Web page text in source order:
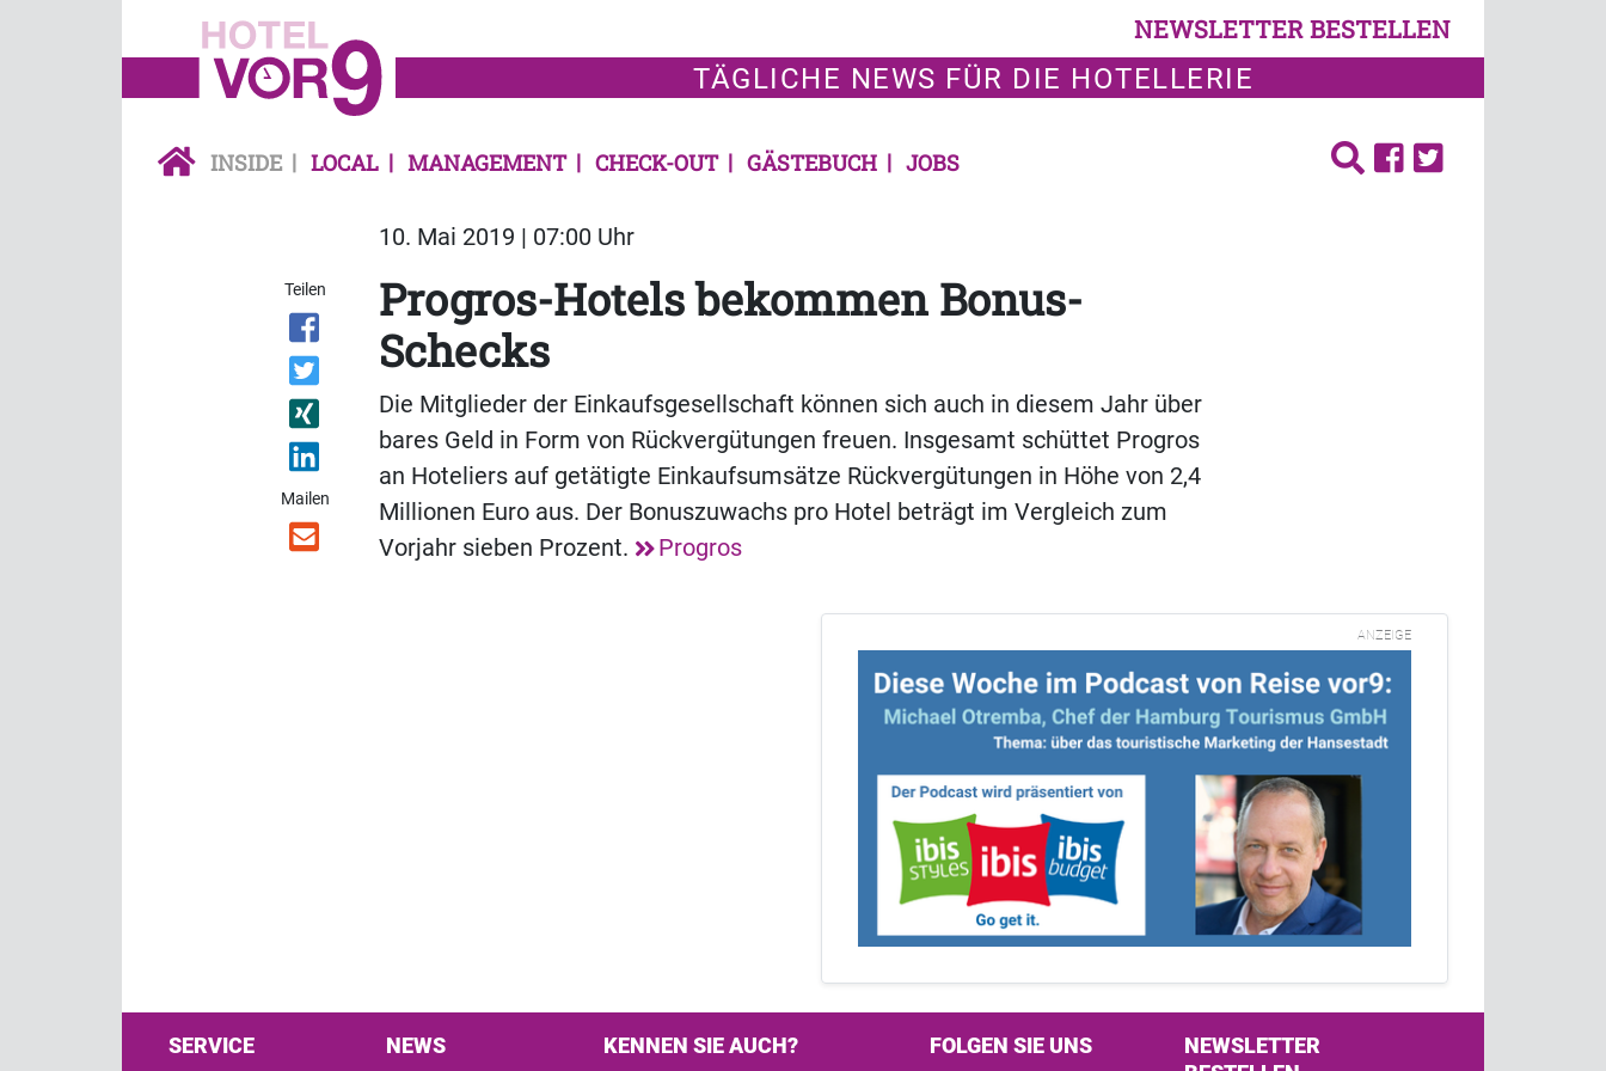
NEWSLETTER BESTELLEN
TÄGLICHE NEWS FÜR DIE HOTELLERIE
INSIDE LOCAL MANAGEMENT CHECK-OUT GÄSTEBUCH JOBS
10. Mai 2019 | 07:00 Uhr
Teilen
Mailen
Progros-Hotels bekommen Bonus-
Schecks
Die Mitglieder der Einkaufsgesellschaft können sich auch in diesem Jahr über
bares Geld in Form von Rückvergütungen freuen. Insgesamt schüttet Progros
an Hoteliers auf getätigte Einkaufsumsätze Rückvergütungen in Höhe von 2,4
Millionen Euro aus. Der Bonuszuwachs pro Hotel beträgt im Vergleich zum
Vorjahr sieben Prozent.
Progros
ANZEIGE
SERVICE NEWS KENNEN SIE AUCH? FOLGEN SIE UNS
NEWSLETTER